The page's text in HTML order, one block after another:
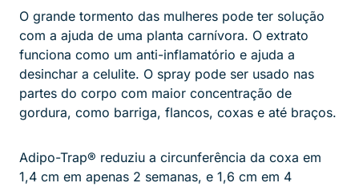
O grande tormento das mulheres pode ter solução
com a ajuda de uma planta carnívora. O extrato
funciona como um anti-inflamatório e ajuda a
desinchar a celulite. O spray pode ser usado nas
partes do corpo com maior concentração de
gordura, como barriga, flancos, coxas e até braços.
Adipo-Trap® reduziu a circunferência da coxa em
1,4 cm em apenas 2 semanas, e 1,6 cm em 4